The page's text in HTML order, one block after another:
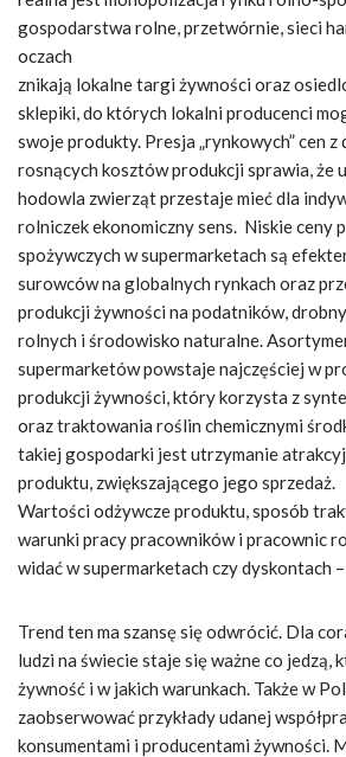
gospodarstwa rolne, przetwórnie, sieci
oczach
znikają lokalne targi żywności oraz
sklepiki, do których lokalni producenci
swoje produkty. Presja „rynkowych” cen
rosnących kosztów produkcji sprawia, że
hodowla zwierząt przestaje mieć dla
rolniczek ekonomiczny sens. Niskie ceny
spożywczych w supermarketach są
surowców na globalnych rynkach oraz
produkcji żywności na podatników,
rolnych i środowisko naturalne.
supermarketów powstaje najczęściej w
produkcji żywności, który korzysta z
oraz traktowania roślin chemicznymi
takiej gospodarki jest utrzymanie
produktu, zwiększającego jego sprzedaż.
Wartości odżywcze produktu, sposób
warunki pracy pracowników i pracownic
widać w supermarketach czy dyskontach
Trend ten ma szansę się odwrócić. Dla
ludzi na świecie staje się ważne co jedzą,
żywność i w jakich warunkach. Także w
zaobserwować przykłady udanej
konsumentami i producentami żywności.